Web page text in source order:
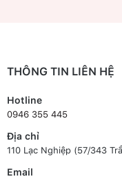
THÔNG TIN LIÊN HỆ
Hotline
0946 355 445
Địa chỉ
110 Lạc Nghiệp (57/343
Email